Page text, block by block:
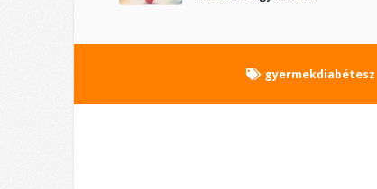
gyermekdiabétesz